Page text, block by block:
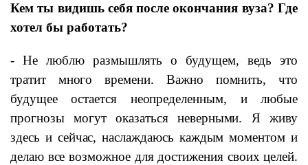
Кем ты видишь себя после окончания вуза? Где
хотел бы работать?
- Не люблю размышлять о будущем, ведь это
тратит много времени. Важно помнить, что
будущее остается неопределенным, и любые
прогнозы могут оказаться неверными. Я живу
здесь и сейчас, наслаждаюсь каждым моментом и
делаю все возможное для достижения своих целей.